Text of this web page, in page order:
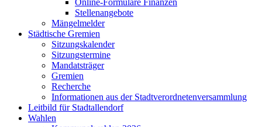
Stellenangebote
Mängelmelder
Städtische Gremien
Sitzungskalender
Sitzungstermine
Mandatsträger
Gremien
Recherche
Informationen aus der Stadtverordnetenversammlung
Leitbild für Stadtallendorf
Wahlen